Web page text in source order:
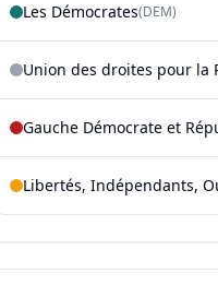
Les Démocrates(DEM)
Union des droites pour la
Gauche Démocrate et
Libertés, Indépendants,